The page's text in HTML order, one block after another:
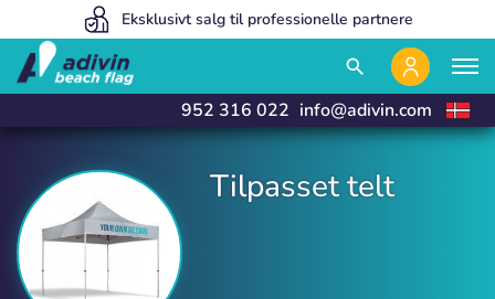
Vi fremstiller og leverer i 24 timer
Eksklusivt salg til professionelle partnere
Vores priser er så lave, fordi vi sælger 100% online
search
952 316 022 info@adivin.com
Tilpasset telt | Adivin Beach Flag
Tilpasset telt